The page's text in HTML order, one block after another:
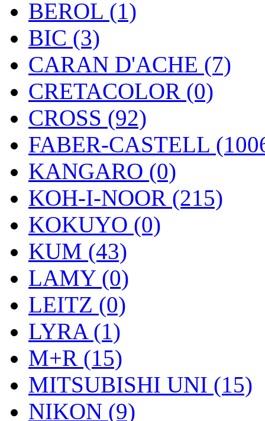
BEROL (1)
BIC (3)
CARAN D'ACHE (7)
CRETACOLOR (0)
CROSS (92)
FABER-CASTELL
KANGARO (0)
KOH-I-NOOR (215)
KOKUYO (0)
KUM (43)
LAMY (0)
LEITZ (0)
LYRA (1)
M+R (15)
MITSUBISHI UNI (15)
NIKON (9)